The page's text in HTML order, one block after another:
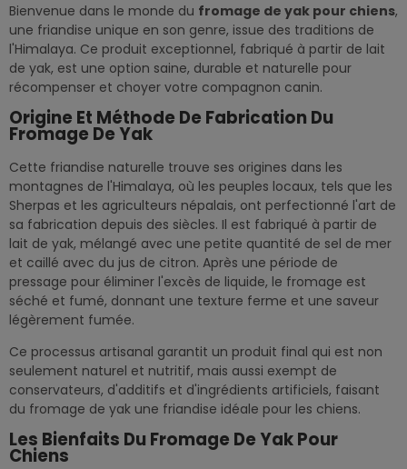
Bienvenue dans le monde du fromage de yak pour chiens,
une friandise unique en son genre, issue des traditions de
l'Himalaya. Ce produit exceptionnel, fabriqué à partir de lait
de yak, est une option saine, durable et naturelle pour
récompenser et choyer votre compagnon canin.
Origine Et Méthode De Fabrication Du
Fromage De Yak
Cette friandise naturelle trouve ses origines dans les
montagnes de l'Himalaya, où les peuples locaux, tels que les
Sherpas et les agriculteurs népalais, ont perfectionné l'art de
sa fabrication depuis des siècles. Il est fabriqué à partir de
lait de yak, mélangé avec une petite quantité de sel de mer
et caillé avec du jus de citron. Après une période de
pressage pour éliminer l'excès de liquide, le fromage est
séché et fumé, donnant une texture ferme et une saveur
légèrement fumée.
Ce processus artisanal garantit un produit final qui est non
seulement naturel et nutritif, mais aussi exempt de
conservateurs, d'additifs et d'ingrédients artificiels, faisant
du fromage de yak une friandise idéale pour les chiens.
Les Bienfaits Du Fromage De Yak Pour
Chiens